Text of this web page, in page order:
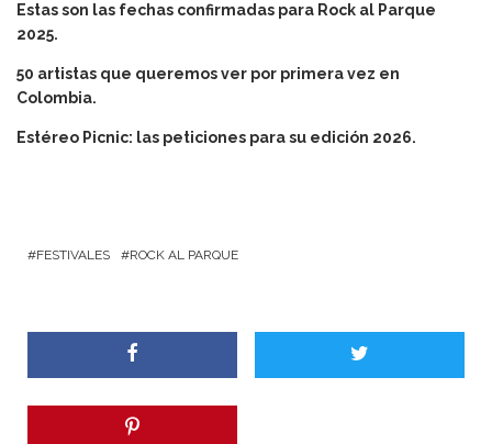
Estas son las fechas confirmadas para Rock al Parque
2025.
50 artistas que queremos ver por primera vez en
Colombia.
Estéreo Picnic: las peticiones para su edición 2026.
FESTIVALES ROCK AL PARQUE